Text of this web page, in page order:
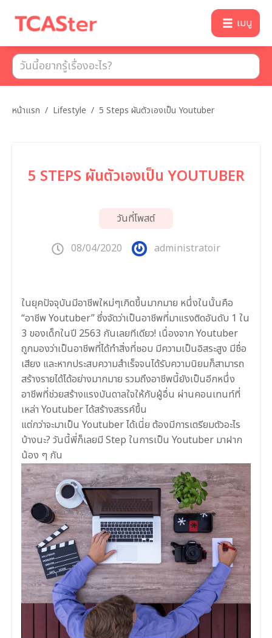
เมนู
หน้าแรก / Lifestyle / 5 Steps ผันตัวเองเป็น Youtuber
5 STEPS ผันตัวเองเป็น YOUTUBER
วันที่โพสต์
08/04/2020 administratoir
ในยุคปัจจุบันมีอาชีพใหม่ๆเกิดขึ้นมากมาย หนึ่งในนั้นคือ
“อาชีพ Youtuber” ซึ่งจัดว่าเป็นอาชีพที่มาแรงติดอันดับ 1 ใน
3 ของเด็กในปี 2563 กันเลยทีเดียว! เนื่องจาก Youtuber
ถูกมองว่าเป็นอาชีพที่ได้ทำสิ่งที่ชอบ มีความเป็นอิสระสูง มีชื่อ
เสียง และหากประสบความสำเร็จจนได้รับความนิยมก็สามารถ
สร้างรายได้ได้อย่างมากมาย รวมถึงอาชีพนี้ยังเป็นอีกหนึ่ง
อาชีพที่ช่วยสร้างแรงบันดาลใจให้กับผู้อื่น ผ่านคอนเทนท์ที่
เหล่า Youtuber ได้สร้างสรรค์ขึ้น
แต่กว่าจะมาเป็น Youtuber ได้เนี่ย ต้องมีการเตรียมตัวอะไร
บ้างนะ? วันนี้พี่ก็เลยมี Step ในการเป็น Youtuber มาฝาก
น้อง ๆ กัน